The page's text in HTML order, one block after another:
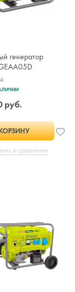
генератор
руб.
в сравнение